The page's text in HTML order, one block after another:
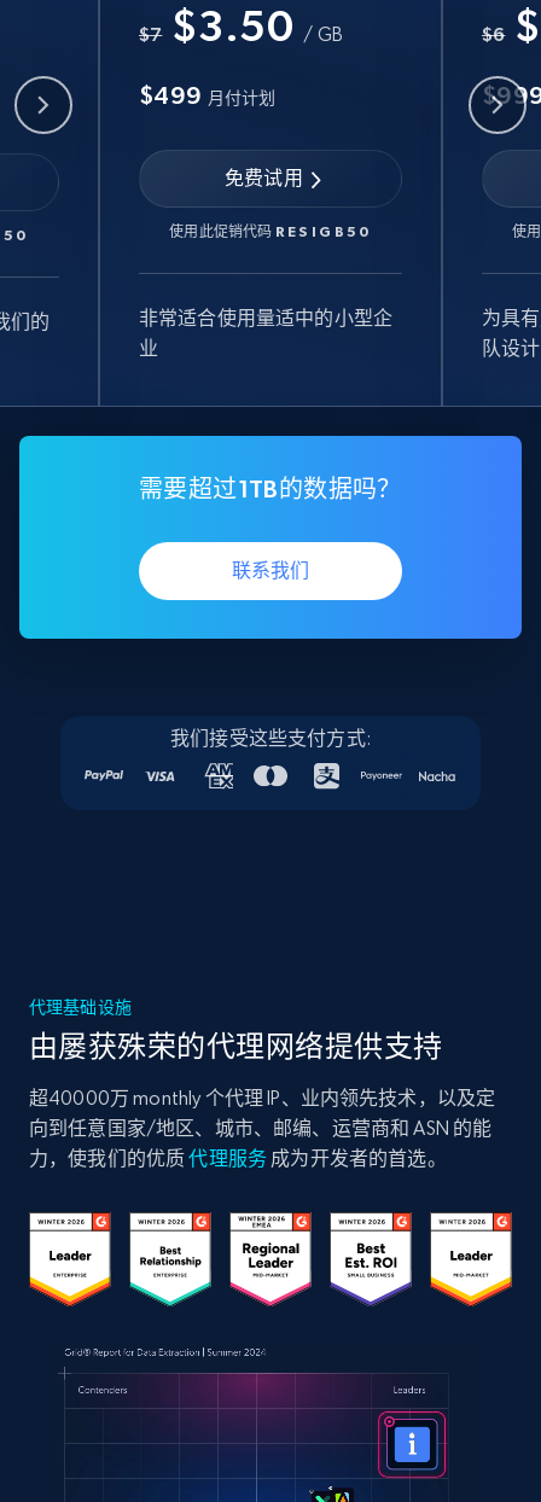
们的
$7 $3.50 / GB
$499 月付计划
免费试用
使用此促销代码 RESIGB50
非常适合使用量适中的小型企
业
$6
使
为具
队设计
需要超过1TB的数据吗？
联系我们
我们接受这些支付方式:
代理基础设施
由屡获殊荣的代理网络提供支持
超40000万 monthly 个代理 IP、业内领先技术，以及定
向到任意国家/地区、城市、邮编、运营商和 ASN 的能
力，使我们的优质代理服务 成为开发者的首选。